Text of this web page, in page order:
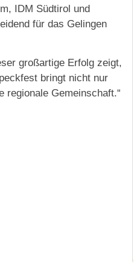
IDM Südtirol und
für das Gelingen
großartige Erfolg zeigt,
bringt nicht nur
regionale Gemeinschaft.“